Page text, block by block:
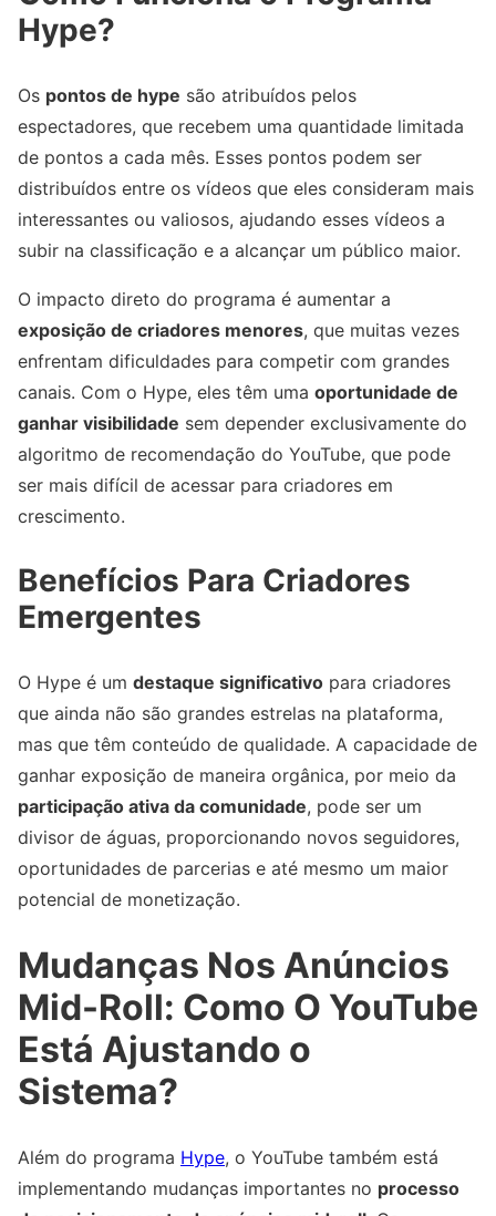
Hype?
Os pontos de hype são atribuídos pelos
espectadores, que recebem uma quantidade limitada
de pontos a cada mês. Esses pontos podem ser
distribuídos entre os vídeos que eles consideram mais
interessantes ou valiosos, ajudando esses vídeos a
subir na classificação e a alcançar um público maior.
O impacto direto do programa é aumentar a
exposição de criadores menores, que muitas vezes
enfrentam dificuldades para competir com grandes
canais. Com o Hype, eles têm uma oportunidade de
ganhar visibilidade sem depender exclusivamente do
algoritmo de recomendação do YouTube, que pode
ser mais difícil de acessar para criadores em
crescimento.
Benefícios Para Criadores
Emergentes
O Hype é um destaque significativo para criadores
que ainda não são grandes estrelas na plataforma,
mas que têm conteúdo de qualidade. A capacidade de
ganhar exposição de maneira orgânica, por meio da
participação ativa da comunidade, pode ser um
divisor de águas, proporcionando novos seguidores,
oportunidades de parcerias e até mesmo um maior
potencial de monetização.
Mudanças Nos Anúncios
Mid-Roll: Como O YouTube
Está Ajustando o
Sistema?
Além do programa Hype, o YouTube também está
implementando mudanças importantes no processo